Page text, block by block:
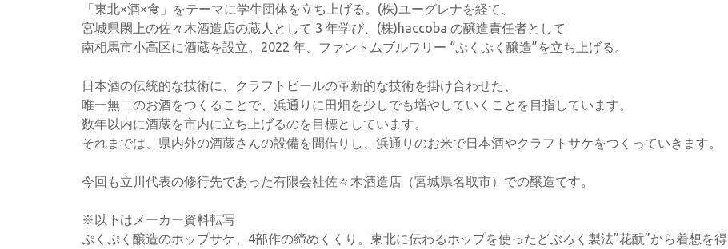
「東北×酒×食」をテーマに学生団体を立ち上げる。(株)ユーグレナを経て、
宮城県閖上の佐々木酒造店の蔵人として 3 年学び、(株)haccoba の醸造責任者として
南相馬市小高区に酒蔵を設立。2022 年、ファントムブルワリー “ぷくぷく醸造”を立ち上げる。
日本酒の伝統的な技術に、クラフトビールの革新的な技術を掛け合わせた、
唯一無二のお酒をつくることで、浜通りに田畑を少しでも増やしていくことを目指しています。
数年以内に酒蔵を市内に立ち上げるのを目標としています。
それまでは、県内外の酒蔵さんの設備を間借りし、浜通りのお米で日本酒やクラフトサケをつくっていきます。
今回も立川代表の修行先であった有限会社佐々木酒造店（宮城県名取市）での醸造です。
※以下はメーカー資料転写
ぷくぷく醸造のホップサケ、4部作の締めくくり。東北に伝わるホップを使ったどぶろく製法”花酛”から着想を得